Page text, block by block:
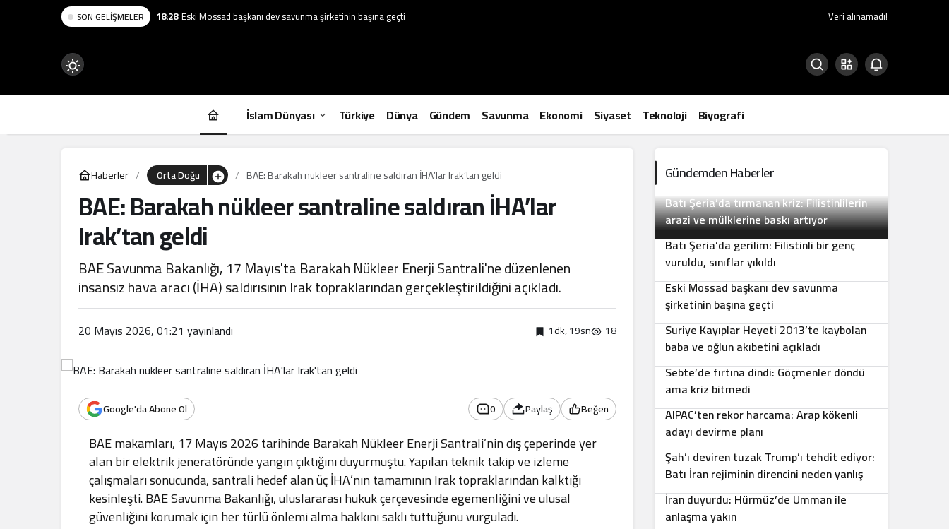
SON GELIŞMELER 18:28 Eski Mossad başkanı dev savunma şirketinin başına geçti Veri alınamadı!
Mod
değiştir
İslam Dünyası Türkiye Dünya Gündem Savunma Ekonomi Siyaset Teknoloji Biyografi
Haberler Orta Doğu BAE: Barakah nükleer santraline saldıran İHA’lar Irak’tan geldi
BAE: Barakah nükleer santraline saldıran İHA’lar
Irak’tan geldi
BAE Savunma Bakanlığı, 17 Mayıs'ta Barakah Nükleer Enerji Santrali'ne düzenlenen
insansız hava aracı (İHA) saldırısının Irak topraklarından gerçekleştirildiğini açıkladı.
20 Mayıs 2026, 01:21 yayınlandı 1dk, 19sn 18
Google'da Abone Ol 0 Paylaş Beğen
BAE makamları, 17 Mayıs 2026 tarihinde Barakah Nükleer Enerji Santrali’nin dış çeperinde yer
alan bir elektrik jeneratöründe yangın çıktığını duyurmuştu.Yapılan teknik takip ve izleme
çalışmaları sonucunda, santrali hedef alan üç İHA’nın tamamının Irak topraklarından kalktığı
kesinleşti.BAE Savunma Bakanlığı, uluslararası hukuk çerçevesinde egemenliğini ve ulusal
güvenliğini korumak için her türlü önlemi alma hakkını saklı tuttuğunu vurguladı.
Gündemden Haberler
Batı Şeria’da tırmanan kriz: Filistinlilerin
arazi ve mülklerine baskı artıyor
2
Batı Şeria’da gerilim: Filistinli bir genç
vuruldu, sınıflar yıkıldı
3
Eski Mossad başkanı dev savunma
şirketinin başına geçti
4
Suriye Kayıplar Heyeti 2013’te kaybolan
baba ve oğlun akıbetini açıkladı
5
Sebte’de fırtına dindi: Göçmenler döndü
ama kriz bitmedi
6
AIPAC’ten rekor harcama: Arap kökenli
adayı devirme planı
7
Şah’ı deviren tuzak Trump’ı tehdit ediyor:
Batı İran rejiminin direncini neden yanlış
anlıyor
8
İran duyurdu: Hürmüz’de Umman ile
anlaşma yakın
9